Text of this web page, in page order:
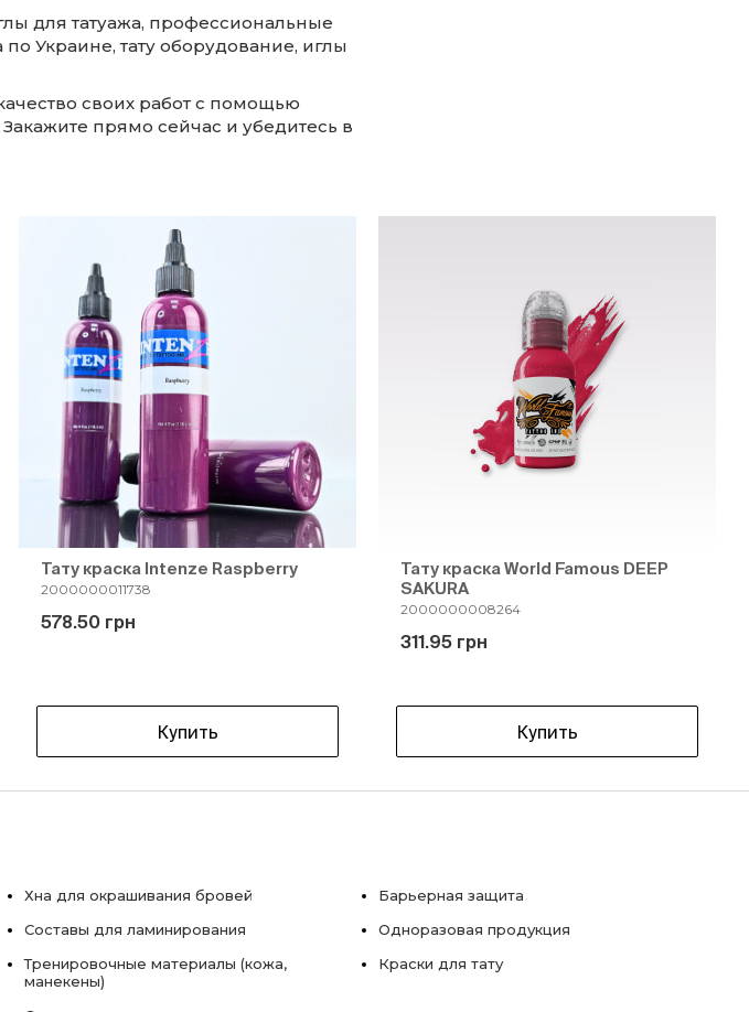
для татуажа, профессиональные
по Украине, тату оборудование, иглы
своих работ с помощью
Закажите прямо сейчас и убедитесь в
Тату краска Intenze Raspberry
2000000011738
578.50 грн
Купить
Тату краска World Famous DEEP
SAKURA
2000000008264
311.95 грн
Купить
Хна для окрашивания бровей
Составы для ламинирования
Тренировочные материалы (кожа,
манекены)
Барьерная защита
Одноразовая продукция
Краски для тату